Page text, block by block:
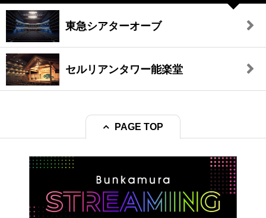
東急シアターオーブ
セルリアンタワー能楽堂
PAGE TOP